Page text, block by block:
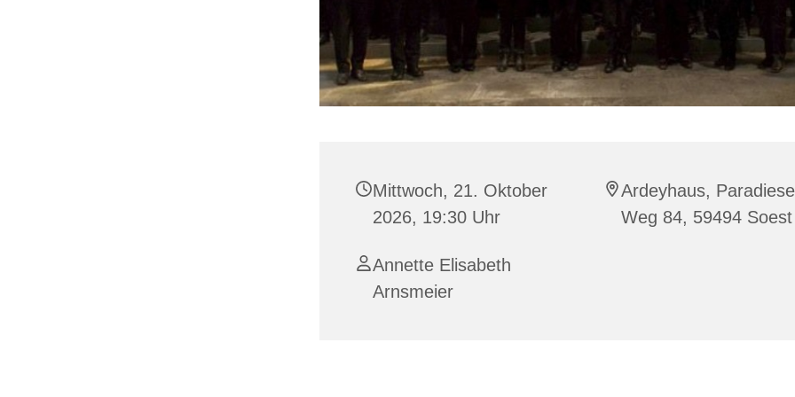
Mittwoch, 21. Oktober
2026, 19:30 Uhr
Ardeyhaus,
Weg 84, 59494 Soest
Annette Elisabeth
Arnsmeier